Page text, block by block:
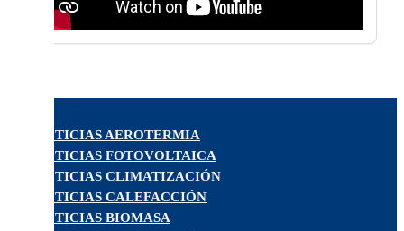
NOTICIAS AEROTERMIA
NOTICIAS FOTOVOLTAICA
NOTICIAS CLIMATIZACIÓN
NOTICIAS CALEFACCIÓN
NOTICIAS BIOMASA